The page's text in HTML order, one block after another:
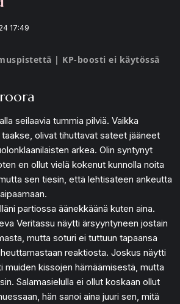
17:49
| KP-boosti ei käytössä
seilaavia tummia pilviä. Vaikka
olivat tihuttavat sateet jääneet
arkea. Olin syntynyt
en ollut vielä kokenut kunnolla noita
sen tiesin, että lehtisateen ankeutta
partiossa äänekkäänä kuten aina.
Veritassu näytti ärsyyntyneen jostain
mutta soturi ei tuttuun tapaansa
reaktiosta. Joskus näytti
muiden kissojen härnäämisestä, mutta
Salamasielulla ei ollut koskaan ollut
hän sanoi aina juuri sen, mitä